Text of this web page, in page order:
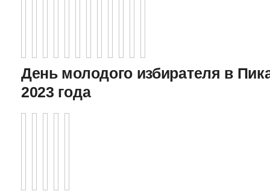
День молодого избирателя в
2023 года